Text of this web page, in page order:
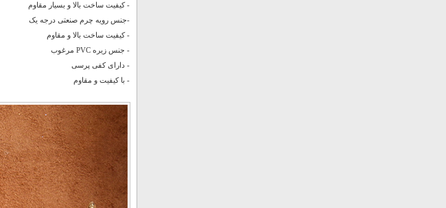
- کیفیت ساخت بالا و بسیار مقاوم
-جنس رویه چرم صنعتی درجه یک
- کیفیت ساخت بالا و مقاوم
- جنس زیره PVC مرغوب
- دارای کفی پرسی
- با کیفیت و مقاوم